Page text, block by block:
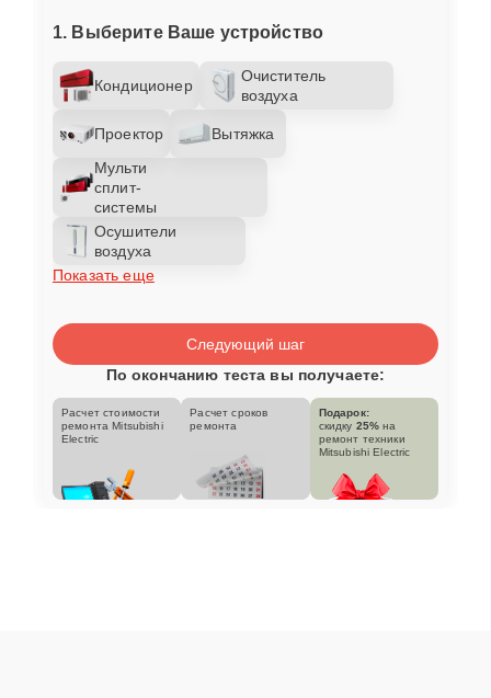
1. Выберите Ваше устройство
Кондиционер
Очиститель
воздуха
Проектор
Вытяжка
Мульти
сплит-
системы
Осушители
воздуха
Показать еще
Следующий шаг
По окончанию теста вы получаете:
Расчет стоимости
ремонта Mitsubishi
Electric
Расчет сроков
ремонта
Подарок:
скидку 25% на
ремонт техники
Mitsubishi Electric